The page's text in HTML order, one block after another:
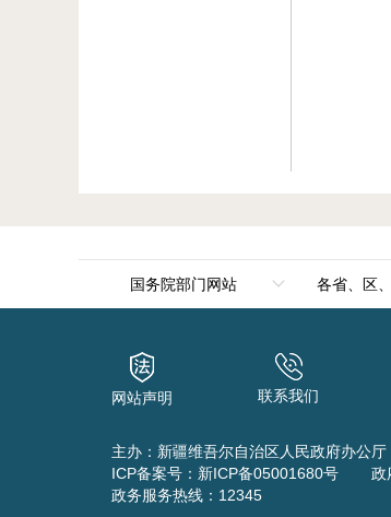
国务院部门网站
国家发展和改革委员会
科学技术部
各省、区
内
网站声明 联系我们
主办：新疆维吾尔自治区人民政府办公厅
ICP备案号： 新ICP备05001680号 政
政务服务热线：12345